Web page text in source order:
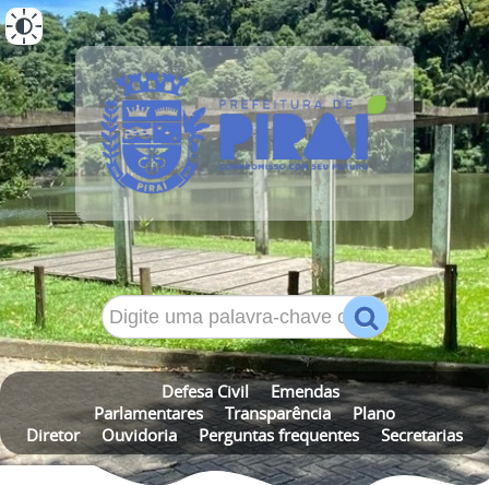
ALTO CONTRASTE MAPA DO SITE
Defesa Civil
Emendas
Parlamentares
Transparência
Plano
Diretor
Ouvidoria Perguntas frequentes Secretarias